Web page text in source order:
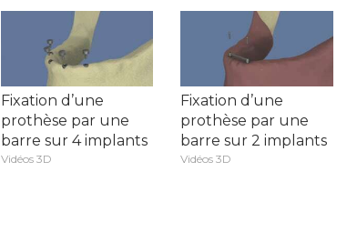
Fixation d’une
prothèse par une
barre sur 4 implants
Vidéos 3D
Fixation d’une
prothèse par une
barre sur 2 implants
Vidéos 3D